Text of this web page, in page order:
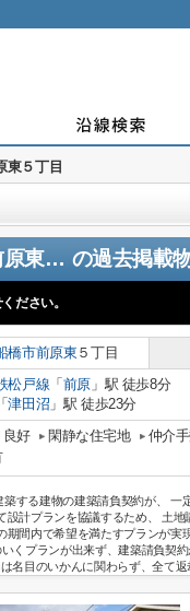
東５丁目
グランドエスカイヤー前原東５丁目 の過去掲載
ださい。
橋市前原東 ５丁目
松戸線 「 前原 」駅 徒歩8分
「津田沼 」駅 徒歩23分
良好 閑静な住宅地 仲介
する建物の建築請負契約が、 一
設計プランを協議するため、 土
期間内で希望を満たすプランが
くプランが出来ず、建築請負契
名目のいかんに関わらず、全て返